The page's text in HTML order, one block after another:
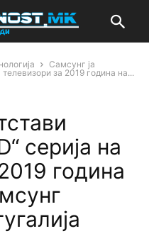
Самсунг ја
телевизори за 2019 година на...
серија на
година